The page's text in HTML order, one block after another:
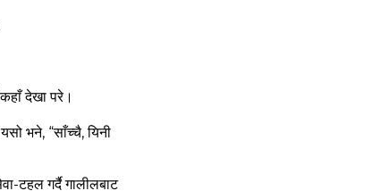
देखा परे।
भने, “साँच्‍चै, यिनी
टहल गर्दै गालीलबाट